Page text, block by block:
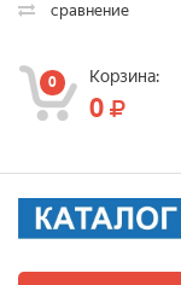
сравнение
0 Корзина:
0